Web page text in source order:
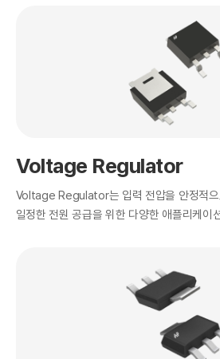
Voltage Regulator
Voltage Regulator는 입력 전압을 안정적으
일정한 전원 공급을 위한 다양한 애플리케이